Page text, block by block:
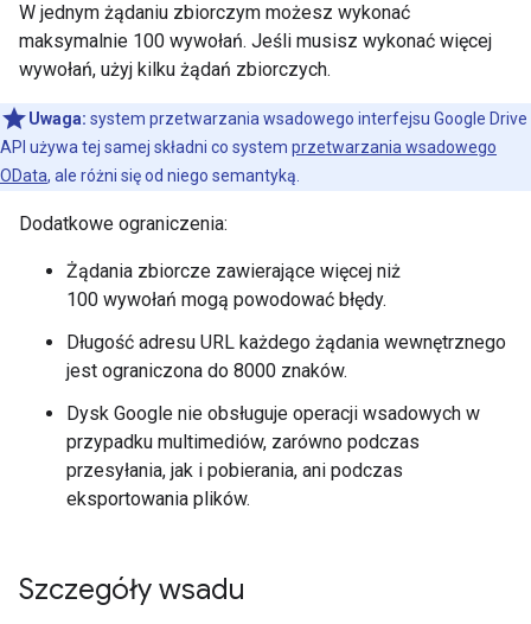
W jednym żądaniu zbiorczym możesz wykonać
maksymalnie 100 wywołań. Jeśli musisz wykonać więcej
wywołań, użyj kilku żądań zbiorczych.
Uwaga: system przetwarzania wsadowego interfejsu Google Drive
API używa tej samej składni co system przetwarzania wsadowego
OData, ale różni się od niego semantyką.
Dodatkowe ograniczenia:
Żądania zbiorcze zawierające więcej niż
100 wywołań mogą powodować błędy.
Długość adresu URL każdego żądania wewnętrznego
jest ograniczona do 8000 znaków.
Dysk Google nie obsługuje operacji wsadowych w
przypadku multimediów, zarówno podczas
przesyłania, jak i pobierania, ani podczas
eksportowania plików.
Szczegóły wsadu